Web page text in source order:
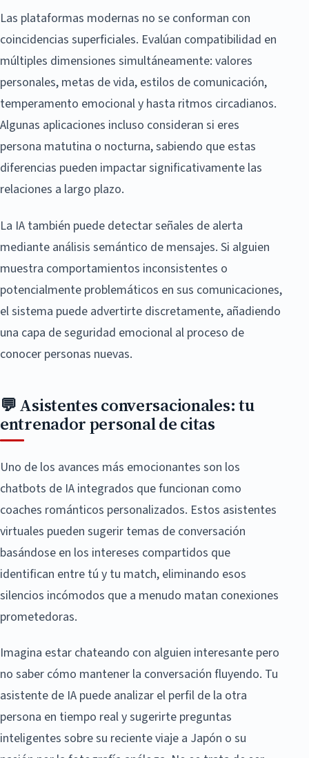
Las plataformas modernas no se conforman con
coincidencias superficiales. Evalúan compatibilidad en
múltiples dimensiones simultáneamente: valores
personales, metas de vida, estilos de comunicación,
temperamento emocional y hasta ritmos circadianos.
Algunas aplicaciones incluso consideran si eres
persona matutina o nocturna, sabiendo que estas
diferencias pueden impactar significativamente las
relaciones a largo plazo.
La IA también puede detectar señales de alerta
mediante análisis semántico de mensajes. Si alguien
muestra comportamientos inconsistentes o
potencialmente problemáticos en sus comunicaciones,
el sistema puede advertirte discretamente, añadiendo
una capa de seguridad emocional al proceso de
conocer personas nuevas.
💬 Asistentes conversacionales: tu
entrenador personal de citas
Uno de los avances más emocionantes son los
chatbots de IA integrados que funcionan como
coaches románticos personalizados. Estos asistentes
virtuales pueden sugerir temas de conversación
basándose en los intereses compartidos que
identifican entre tú y tu match, eliminando esos
silencios incómodos que a menudo matan conexiones
prometedoras.
Imagina estar chateando con alguien interesante pero
no saber cómo mantener la conversación fluyendo. Tu
asistente de IA puede analizar el perfil de la otra
persona en tiempo real y sugerirte preguntas
inteligentes sobre su reciente viaje a Japón o su